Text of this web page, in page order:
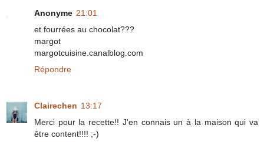
Anonyme 21:01
et fourrées au chocolat???
margot
margotcuisine.canalblog.com
Répondre
Clairechen 13:17
Merci pour la recette!! J'en connais un à la maison qui va
être content!!!! ;-)